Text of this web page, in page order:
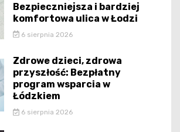
Bezpieczniejsza i bardziej
komfortowa ulica w Łodzi
6 sierpnia 2026
Zdrowe dzieci, zdrowa
przyszłość: Bezpłatny
program wsparcia w
Łódzkiem
6 sierpnia 2026